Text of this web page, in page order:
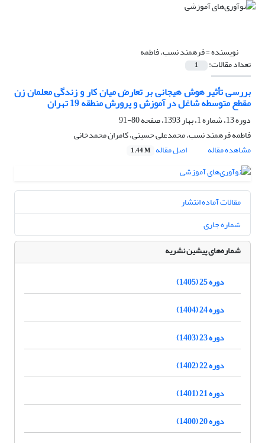
نویسنده =فرهمند نسب، فاطمه
تعداد مقالات: 1
بررسی تأثیر هوش هیجانی بر تعارض میان کار و زندگی معلمان زن
مقطع متوسطه شاغل در آموزش و پرورش منطقه 19 تهران
دوره 13، شماره 1، بهار 1393، صفحه
80-91
فاطمه فرهمند نسب، محمدعلی حسینی، کامران محمدخانی
مشاهده مقاله
اصل مقاله 1.44 M
مقالات آماده انتشار
شماره جاری
شماره‌های پیشین نشریه
دوره 25 (1405)
دوره 24 (1404)
دوره 23 (1403)
دوره 22 (1402)
دوره 21 (1401)
دوره 20 (1400)